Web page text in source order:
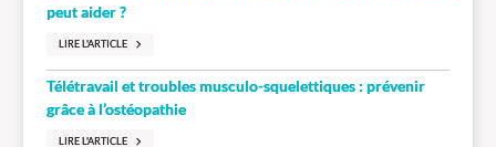
peut aider ?
LIRE L'ARTICLE
Télétravail et troubles musculo-squelettiques : prévenir
grâce à l’ostéopathie
LIRE L'ARTICLE